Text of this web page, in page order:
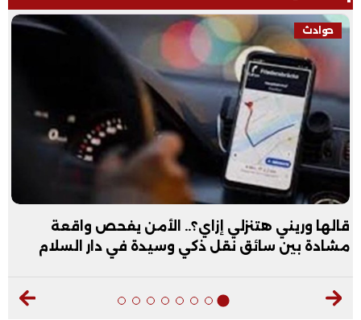
حوادث
قالها وريني هتنزلي إزاي؟.. الأمن يفحص واقعة
مشادة بين سائق نقل ذكي وسيدة في دار السلام